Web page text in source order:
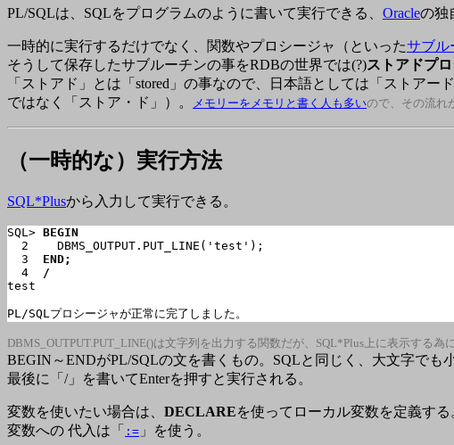
PL/SQLは、SQLをプログラムのように書いて実行できる、 Oracleの独
一時的に実行するだけでなく、関数やプロシージャ（といったサブル
そうして保存したサブルーチンの事をRDBの世界では(?)ストアドプ
「ストアド」とは「stored」の事なので、日本語としては「ストア
ではなく「ストア・ド」）。
メモリーをメモリと書く人も多いので、その流れ
（一時的な） 実行方法
SQL*Plusから入力して実行できる。
SQL> BEGIN
  2    DBMS_OUTPUT.PUT_LINE('test');
  3
END;
  4
/
test
PL/SQLプロシージャが正常に完了しました。
DBMS_OUTPUT.PUT_LINE()は文字列を出力する関数だが、SQL*Plus上に表示する為
BEGIN～ENDがPL/SQLの文を書くもの。SQLと同じく、大文字でも
最後に「/」を書いてEnterを押すと実行される。
変数を使いたい場合は、 DECLAREを使ってローカル変数を定義する
変数への 代入は「 := 」を使う。